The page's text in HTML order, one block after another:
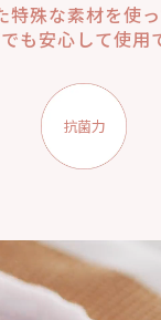
特殊な素材を使っ
も安心して使用
抗菌力